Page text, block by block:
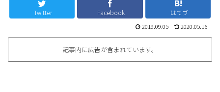
Twitter Facebook はてブ
2019.09.05 2020.05.16
記事内に広告が含まれています。